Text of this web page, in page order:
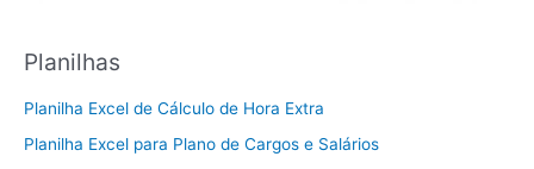
Planilhas
Planilha Excel de Cálculo de Hora Extra
Planilha Excel para Plano de Cargos e Salários